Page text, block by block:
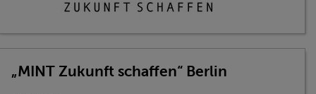
„MINT Zukunft schaffen“ Berlin